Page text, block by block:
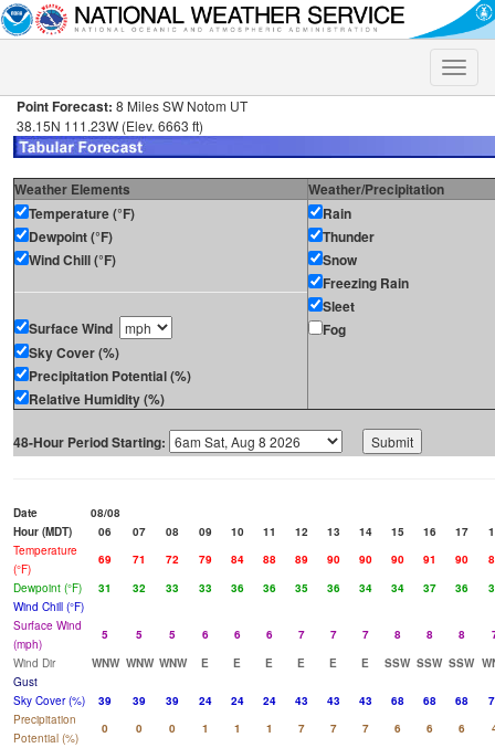
Toggle
Point Forecast: 8 Miles SW Notom UT
38.15N 111.23W (Elev. 6663 ft)
Weather Elements
Weather/Precipitation
Temperature (°F)
Dewpoint (°F)
Wind Chill (°F)
Surface Wind
Sky Cover (%)
Precipitation Potential (%)
Relative Humidity (%)
Rain
Thunder
Snow
Freezing Rain
Sleet
Fog
48-Hour Period Starting:
Date
08/08
Hour (MDT)
06 07 08 09 10 11 12 13 14 15 16 17
Temperature
(°F)
69 71 72 79 84 88 89 90 90 90 91 90
Dewpoint (°F)
31 32 33 33 36 36 35 36 34 34 37 36
Wind Chill (°F)
Surface Wind
(mph)
5 5 5 6 6 6 7 7 7 8 8 8
Wind Dir
WNW WNW WNW E E E E E E SSW SSW SSW
Gust
Sky Cover (%)
39 39 39 24 24 24 43 43 43 68 68 68
Precipitation
Potential (%)
0 0 0 1 1 1 7 7 7 6 6 6